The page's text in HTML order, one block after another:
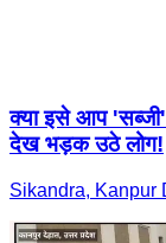
क्या इसे आप
देख भड़क उठे लोग!
Sikandra, Kanpur